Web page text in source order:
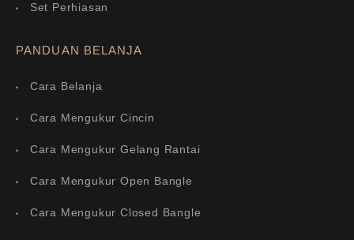
Set Perhiasan
PANDUAN BELANJA
Cara Belanja
Cara Mengukur Cincin
Cara Mengukur Gelang Rantai
Cara Mengukur Open Bangle
Cara Mengukur Closed Bangle